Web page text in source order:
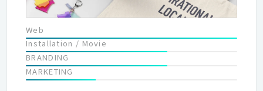
Web
Installation / Movie
BRANDING
MARKETING